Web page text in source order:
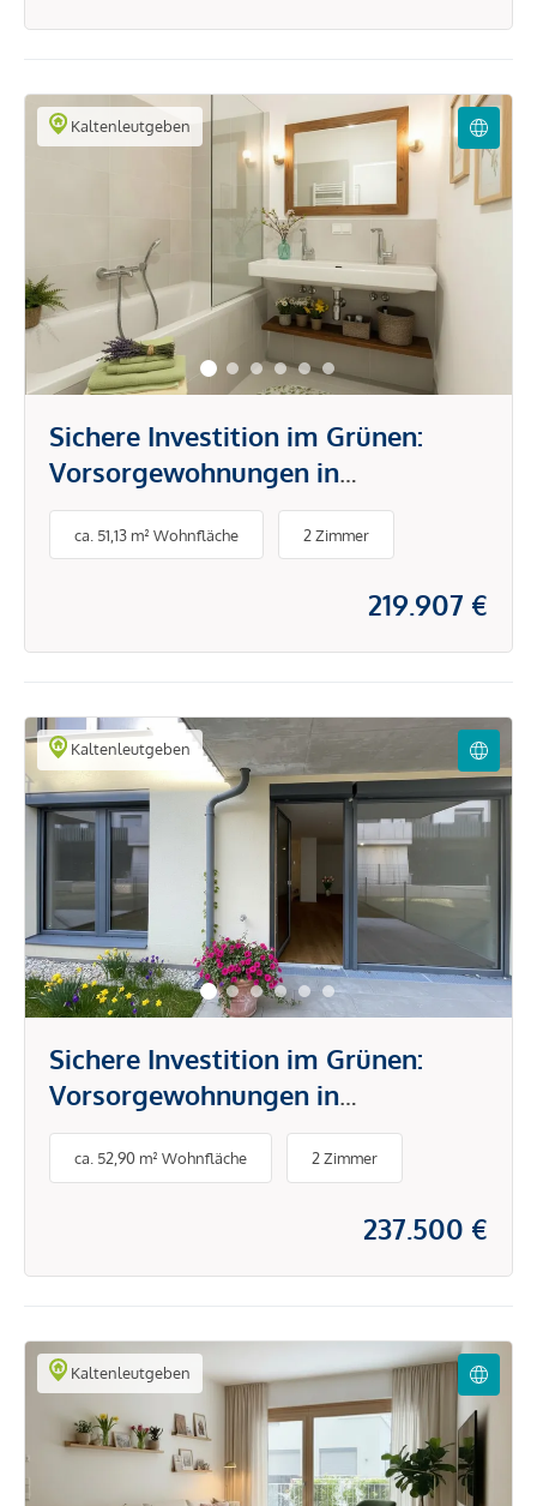
Kaltenleutgeben
Sichere Investition im Grünen:
Vorsorgewohnungen in
Kaltenleutgeben mit hoher
Nachfrage
ca. 51,13 m² Wohnfläche 2 Zimmer
219.907 €
Kaltenleutgeben
Sichere Investition im Grünen:
Vorsorgewohnungen in
Kaltenleutgeben mit hoher
Nachfrage
ca. 52,90 m² Wohnfläche 2 Zimmer
237.500 €
Kaltenleutgeben